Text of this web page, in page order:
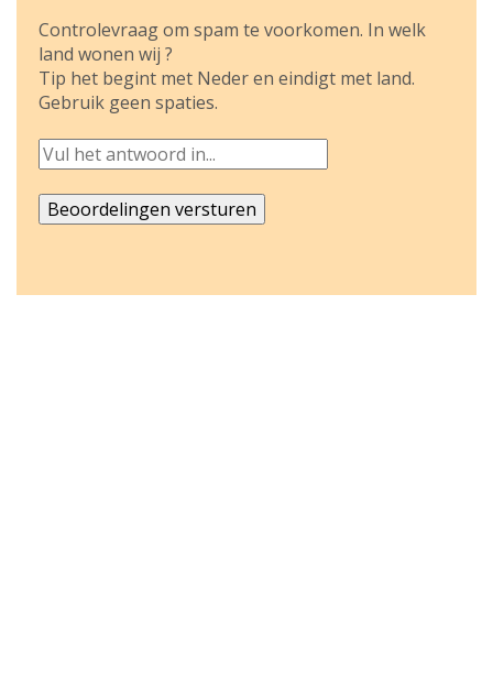
Controlevraag om spam te voorkomen. In welk
land wonen wij ?
Tip het begint met Neder en eindigt met land.
Gebruik geen spaties.